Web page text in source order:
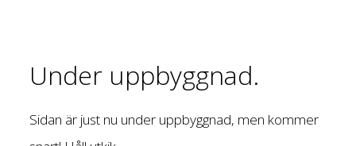
Under uppbyggnad.
Sidan är just nu under uppbyggnad, men kommer